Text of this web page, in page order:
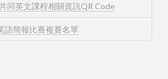
同英文課程相關資訊QR Code
語簡報比賽複賽名單